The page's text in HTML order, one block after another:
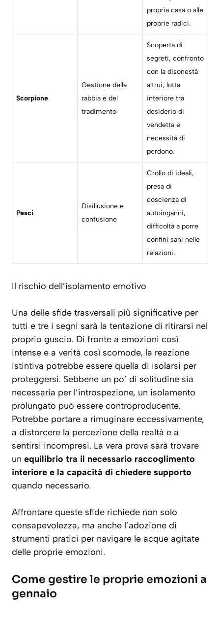
propria casa o alle
proprie radici.
Scorpione
Gestione della
rabbia e del
tradimento
Scoperta di
segreti, confronto
con la disonestà
altrui, lotta
interiore tra
desiderio di
vendetta e
necessità di
perdono.
Pesci
Disillusione e
confusione
Crollo di ideali,
presa di
coscienza di
autoinganni,
difficoltà a porre
confini sani nelle
relazioni.
Il rischio dell’isolamento emotivo
Una delle sfide trasversali più significative per
tutti e tre i segni sarà la tentazione di ritirarsi nel
proprio guscio. Di fronte a emozioni così
intense e a verità così scomode, la reazione
istintiva potrebbe essere quella di isolarsi per
proteggersi. Sebbene un po’ di solitudine sia
necessaria per l’introspezione, un isolamento
prolungato può essere controproducente.
Potrebbe portare a rimuginare eccessivamente,
a distorcere la percezione della realtà e a
sentirsi incompresi. La vera prova sarà trovare
un equilibrio tra il necessario raccoglimento
interiore e la capacità di chiedere supporto
quando necessario.
Affrontare queste sfide richiede non solo
consapevolezza, ma anche l’adozione di
strumenti pratici per navigare le acque agitate
delle proprie emozioni.
Come gestire le proprie emozioni a
gennaio